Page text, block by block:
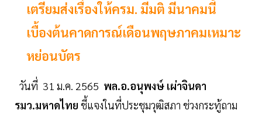
เตรียมส่งเรื่องให้ครม. มีมติ มีนาคมนี้
เบื้องต้นคาดการณ์เดือนพฤษภาคมเหมาะ
หย่อนบัตร
วันที่ 31 ม.ค. 2565 พล.อ.อนุพงษ์ เผ่าจินดา
รมว.มหาดไทย ชี้แจงในที่ประชุมวุฒิสภา ช่วงกระทู้ถาม